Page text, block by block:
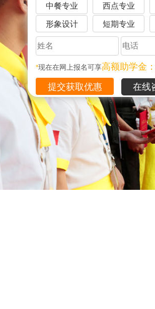
中餐专业 西点专业
形象设计 短期专业
*现在在网上报名可享高额助学金
在线